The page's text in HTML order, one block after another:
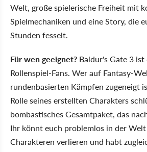
Welt, große spielerische Freiheit mit
Spielmechaniken und eine Story, die
Stunden fesselt.
Für wen geeignet? Baldur's Gate 3
Rollenspiel-Fans. Wer auf Fantasy-
rundenbasierten Kämpfen zugeneigt
Rolle seines erstellten Charakters
bombastisches Gesamtpaket, das
Ihr könnt euch problemlos in der
Charakteren verlieren und habt